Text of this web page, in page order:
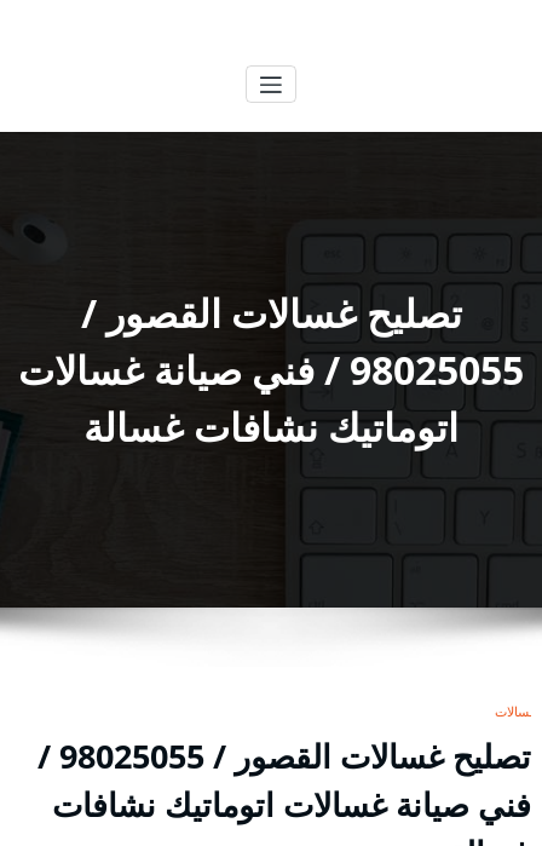
تصليح غسالات القصور /
98025055 / فني صيانة غسالات
اتوماتيك نشافات غسالة
غسالات
تصليح غسالات القصور / 98025055 /
فني صيانة غسالات اتوماتيك نشافات